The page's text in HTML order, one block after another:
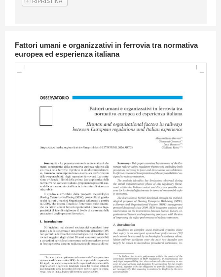
Fattori umani e organizzativi in ferrovia tra normativa
europea ed esperienza italiana